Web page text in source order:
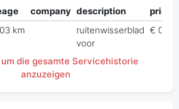
company description
price
km
ruitenwisserblad
voor
€ 0,00
die gesamte Servicehistorie
anzuzeigen